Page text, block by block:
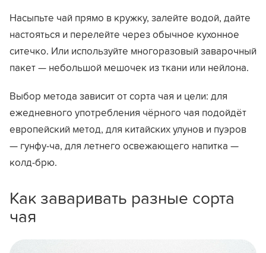
Насыпьте чай прямо в кружку, залейте водой, дайте
настояться и перелейте через обычное кухонное
ситечко. Или используйте многоразовый заварочный
пакет — небольшой мешочек из ткани или нейлона.
Выбор метода зависит от сорта чая и цели: для
ежедневного употребления чёрного чая подойдёт
европейский метод, для китайских улунов и пуэров
— гунфу-ча, для летнего освежающего напитка —
колд-брю.
Как заваривать разные сорта
чая